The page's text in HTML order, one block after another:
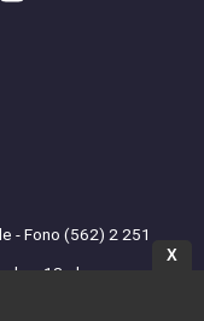
- Fono (562) 2 251
13.cl
X